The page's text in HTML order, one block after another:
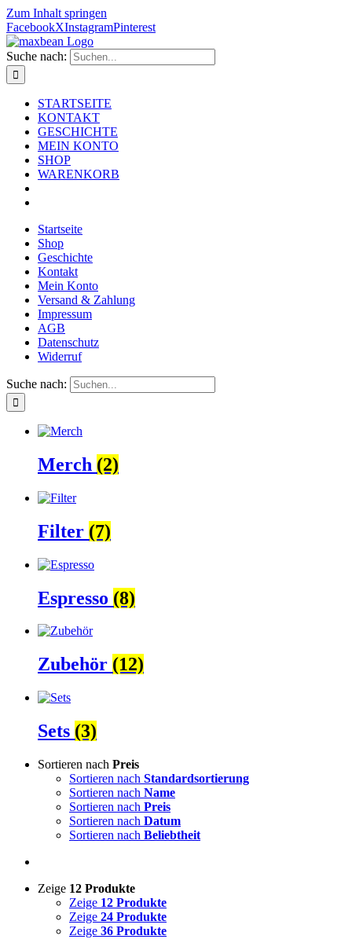
Zum Inhalt springen
FacebookXInstagramPinterest
Suche nach:
STARTSEITE
KONTAKT
GESCHICHTE
MEIN KONTO
SHOP
WARENKORB
Startseite
Shop
Geschichte
Kontakt
Mein Konto
Versand & Zahlung
Impressum
AGB
Datenschutz
Widerruf
Suche nach:
Merch (2)
Filter (7)
Espresso (8)
Zubehör (12)
Sets (3)
Sortieren nach Preis
Sortieren nach Standardsortierung
Sortieren nach Name
Sortieren nach Preis
Sortieren nach Datum
Sortieren nach Beliebtheit
Zeige 12 Produkte
Zeige 12 Produkte
Zeige 24 Produkte
Zeige 36 Produkte